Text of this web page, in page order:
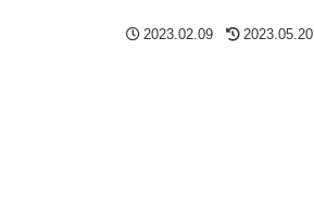
2023.02.09 2023.05.20